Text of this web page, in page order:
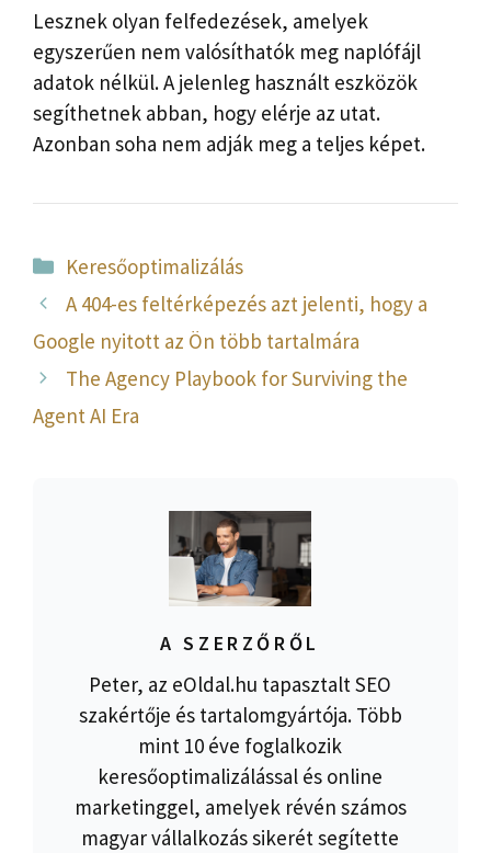
Lesznek olyan felfedezések, amelyek
egyszerűen nem valósíthatók meg naplófájl
adatok nélkül. A jelenleg használt eszközök
segíthetnek abban, hogy elérje az utat.
Azonban soha nem adják meg a teljes képet.
Kategória
Keresőoptimalizálás
A 404-es feltérképezés azt jelenti, hogy a
Google nyitott az Ön több tartalmára
The Agency Playbook for Surviving the
Agent AI Era
A SZERZŐRŐL
Peter, az eOldal.hu tapasztalt SEO
szakértője és tartalomgyártója. Több
mint 10 éve foglalkozik
keresőoptimalizálással és online
marketinggel, amelyek révén számos
magyar vállalkozás sikerét segítette